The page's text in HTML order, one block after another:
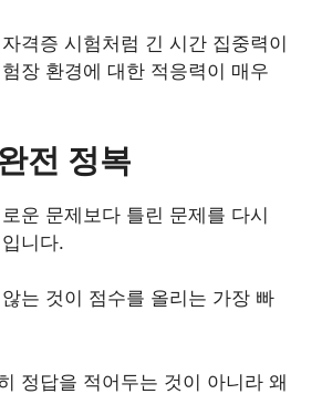
격증 시험처럼 긴 시간 집중력이
장 환경에 대한 적응력이 매우
전 정복
운 문제보다 틀린 문제를 다시
니다.
는 것이 점수를 올리는 가장 빠
정답을 적어두는 것이 아니라 왜